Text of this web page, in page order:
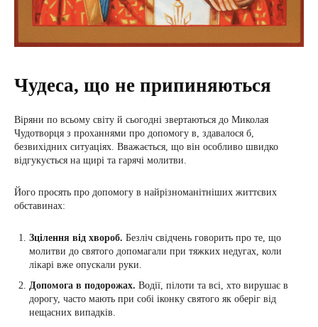
Чудеса, що не припиняються
Віряни по всьому світу й сьогодні звертаються до Миколая
Чудотворця з проханнями про допомогу в, здавалося б,
безвихідних ситуаціях. Вважається, що він особливо швидко
відгукується на щирі та гарячі молитви.
Його просять про допомогу в найрізноманітніших життєвих
обставинах:
Зцілення від хвороб. Безліч свідчень говорить про те, що
молитви до святого допомагали при тяжких недугах, коли
лікарі вже опускали руки.
Допомога в подорожах. Водії, пілоти та всі, хто вирушає в
дорогу, часто мають при собі іконку святого як оберіг від
нещасних випадків.